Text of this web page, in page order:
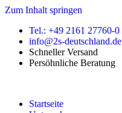
Zum Inhalt springen
Tel.: +49 2161 27760-0
info@2s-deutschland.de
Schneller Versand
Persöhnliche Beratung
Startseite